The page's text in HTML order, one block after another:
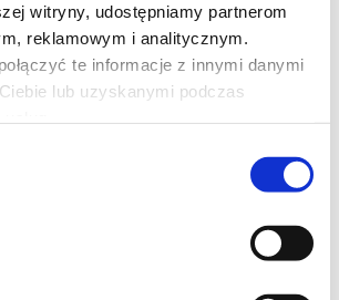
witryny, udostępniamy partnerom
reklamowym i analitycznym.
te informacje z innymi danymi
lub uzyskanymi podczas